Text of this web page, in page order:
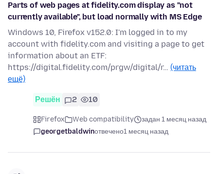
Parts of web pages at fidelity.com display as "not
currently available", but load normally with MS Edge
Windows 10, Firefox v152.0: I'm logged in to my
account with fidelity.com and visiting a page to get
information about an ETF:
https://digital.fidelity.com/prgw/digital/r… (читать
ещё)
Решён 2 10
Firefox Web compatibility
задан 1 месяц назад
georgetbaldwinотвечено1 месяц назад